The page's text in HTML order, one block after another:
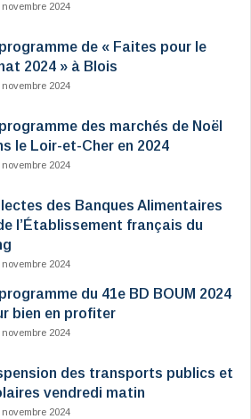
novembre 2024
de « Faites pour le
2024 » à Blois
novembre 2024
des marchés de Noël
le Loir-et-Cher en 2024
novembre 2024
des Banques Alimentaires
l’Établissement français du
novembre 2024
du 41e BD BOUM 2024
bien en profiter
novembre 2024
des transports publics et
vendredi matin
novembre 2024